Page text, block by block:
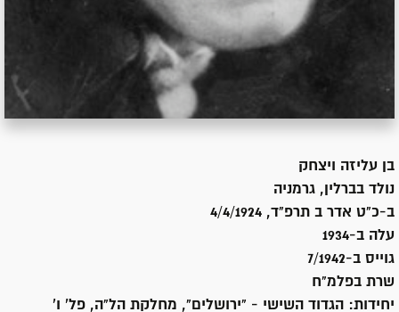
בן עליזה ויצחק
נולד בברלין, גרמניה
ב-כ"ט אדר ב תרפ"ד, 4/4/1924
עלה ב-1934
גוייס ב-7/1942
שרת בפלמ"ח
יחידות: הגדוד השישי - "ירושלים", מחלקת הל"ה, פל' ו'